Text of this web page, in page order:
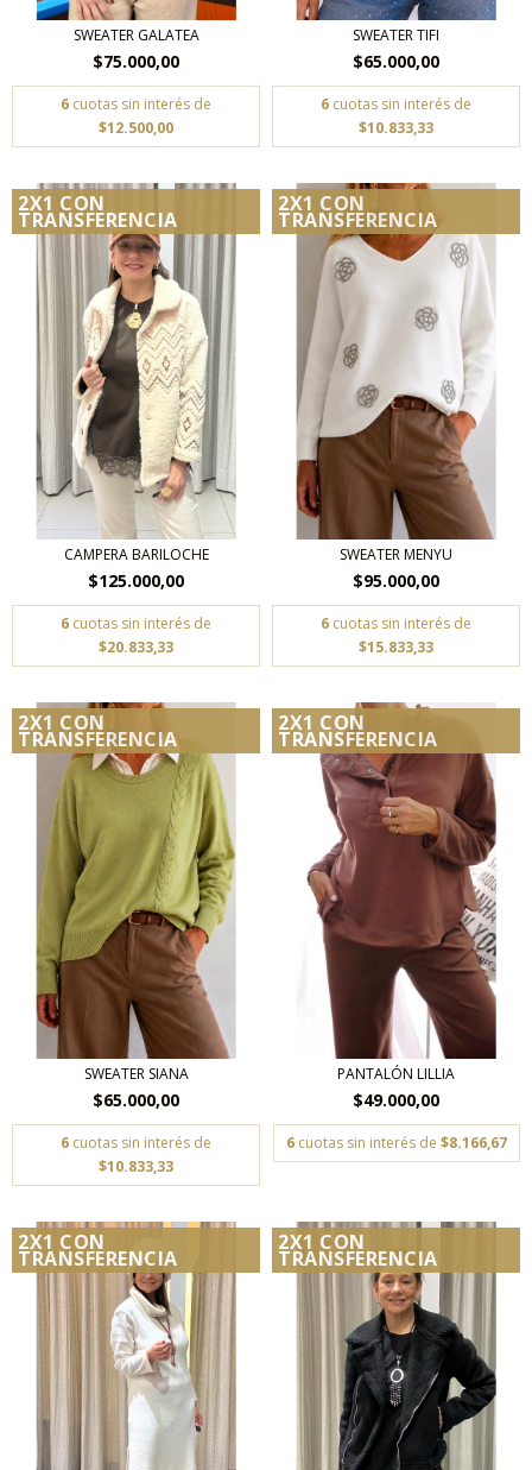
SWEATER GALATEA
$75.000,00
6 cuotas sin interés de
$12.500,00
SWEATER TIFI
$65.000,00
6 cuotas sin interés de
$10.833,33
2X1 CON
TRANSFERENCIA
CAMPERA BARILOCHE
$125.000,00
6 cuotas sin interés de
$20.833,33
2X1 CON
TRANSFERENCIA
SWEATER MENYU
$95.000,00
6 cuotas sin interés de
$15.833,33
2X1 CON
TRANSFERENCIA
SWEATER SIANA
$65.000,00
6 cuotas sin interés de
$10.833,33
2X1 CON
TRANSFERENCIA
PANTALÓN LILLIA
$49.000,00
6 cuotas sin interés de $8.166,67
2X1 CON
TRANSFERENCIA
2X1 CON
TRANSFERENCIA